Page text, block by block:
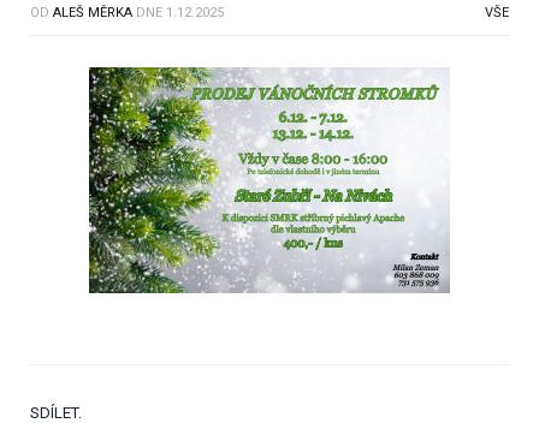
OD ALEŠ MĚRKA DNE 1.12.2025 VŠE
SDÍLET.